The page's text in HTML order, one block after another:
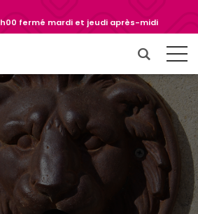
fermé mardi et jeudi après-midi